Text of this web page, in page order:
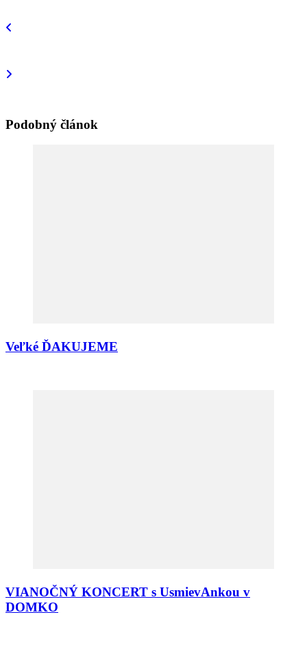
Navigácia
článku
Podobný článok
Veľké ĎAKUJEME
VIANOČNÝ KONCERT s UsmievAnkou v
DOMKO